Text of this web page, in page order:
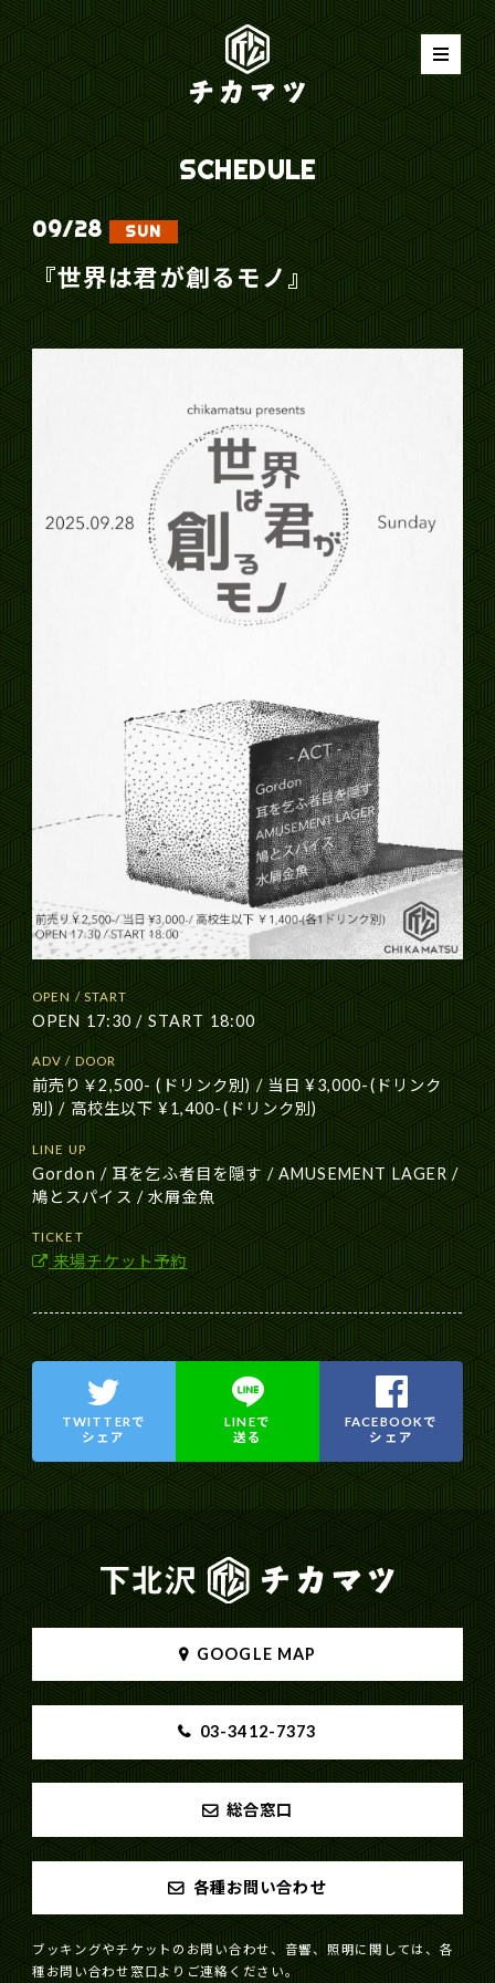
SCHEDULE
09/28 SUN
『世界は君が創るモノ』
OPEN / START
OPEN 17:30 / START 18:00
ADV / DOOR
前売り￥2,500- (ドリンク別) / 当日 ¥3,000-(ドリンク
別) / 高校生以下 ¥1,400-(ドリンク別)
LINE UP
Gordon / 耳を乞ふ者目を隠す / AMUSEMENT LAGER /
鳩とスパイス / 水屑金魚
TICKET
来場チケット予約
TWITTERで
シェア
LINEで
送る
FACEBOOKで
シェア
GOOGLE MAP
03-3412-7373
総合窓口
各種お問い合わせ
ブッキングやチケットのお問い合わせ、音響、照明に関しては、各
種お問い合わせ窓口よりご連絡ください。